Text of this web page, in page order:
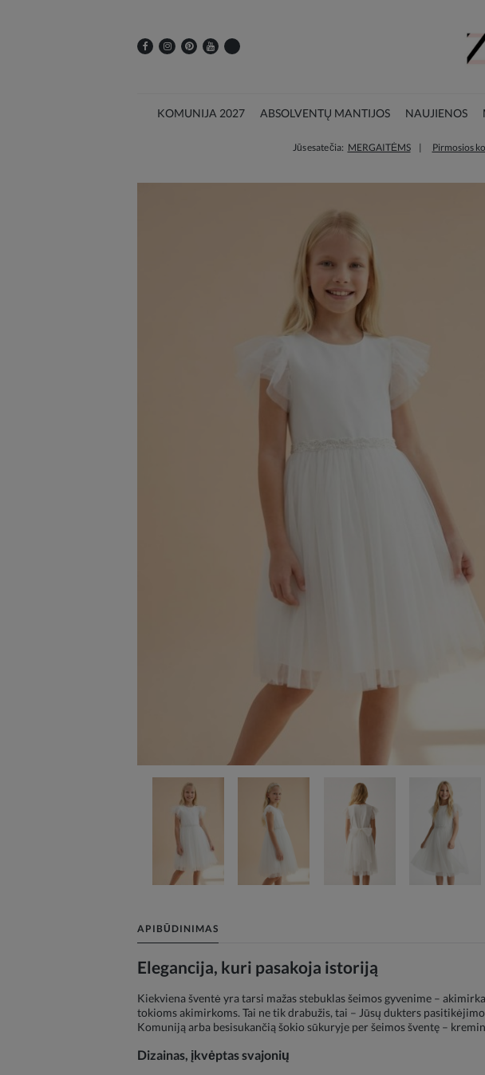
KOMUNIJA 2027 ABSOLVENTŲ MANTIJOS NAUJIENOS
Jūs esate čia: MERGAITĖMS Pirmosios
APIBŪDINIMAS
Elegancija, kuri pasakoja istoriją
Kiekviena šventė yra tarsi mažas stebuklas šeimos gyvenime –
tokioms akimirkoms. Tai ne tik drabužis, tai – Jūsų dukters
Komuniją arba besisukančią šokio sūkuryje per šeimos šventę –
Dizainas, įkvėptas svajonių